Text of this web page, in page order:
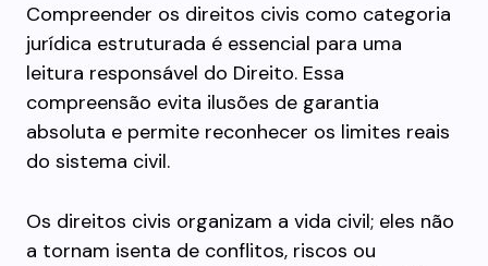
Compreender os direitos civis como categoria
jurídica estruturada é essencial para uma
leitura responsável do Direito. Essa
compreensão evita ilusões de garantia
absoluta e permite reconhecer os limites reais
do sistema civil.
Os direitos civis organizam a vida civil; eles não
a tornam isenta de conflitos, riscos ou